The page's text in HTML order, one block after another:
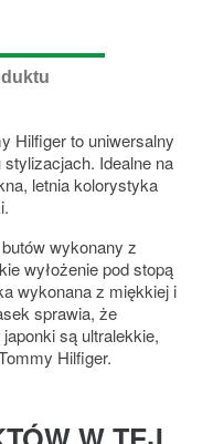
Hilfiger to uniwersalny
Idealne na
letnia kolorystyka
wykonany z
wyłożenie pod stopą
wykonana z miękkiej i
sprawia, że
są ultralekkie,
Hilfiger.